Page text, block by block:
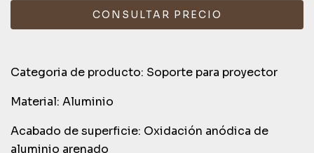
Categoria de producto: Soporte para proyector
Material: Aluminio
Acabado de superficie: Oxidación anódica de
aluminio arenado